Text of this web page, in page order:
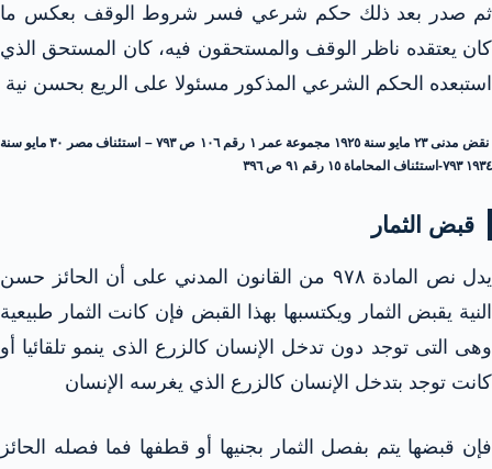
ثم صدر بعد ذلك حكم شرعي فسر شروط الوقف بعكس ما
كان يعتقده ناظر الوقف والمستحقون فيه، كان المستحق الذي
استبعده الحكم الشرعي المذكور مسئولا على الريع بحسن نية
نقض مدنى ٢٣ مايو سنة ١٩٢٥ مجموعة عمر ۱ رقم ۱۰٦ ص ۷۹۳ – استئناف مصر ٣٠ مايو سنة
١٩٣٤ ۷۹۳-استئناف المحاماة ١٥ رقم ٩١ ص ٣٩٦
قبض الثمار
يدل نص المادة ۹۷۸ من القانون المدني على أن الحائز حسن
النية يقبض الثمار ويكتسبها بهذا القبض فإن كانت الثمار طبيعية
وهى التى توجد دون تدخل الإنسان كالزرع الذى ينمو تلقائيا أو
كانت توجد بتدخل الإنسان كالزرع الذي يغرسه الإنسان
فإن قبضها يتم بفصل الثمار بجنيها أو قطفها فما فصله الحائز